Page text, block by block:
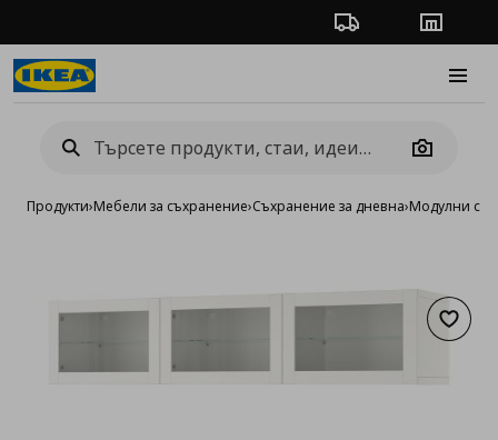
Проследяване на
Camera
Продукти›Мебели за съхранение›Съхранение за дневна›Модулни